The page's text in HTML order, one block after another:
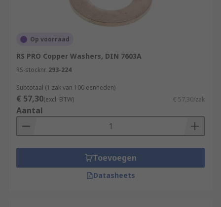
Op voorraad
RS PRO Copper Washers, DIN 7603A
RS-stocknr. 293-224
Subtotaal (1 zak van 100 eenheden)
€ 57,30(excl. BTW) € 57,30/zak
Aantal
Toevoegen
Datasheets